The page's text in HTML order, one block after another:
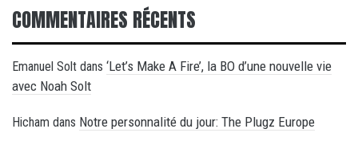
COMMENTAIRES RÉCENTS
Emanuel Solt dans ‘Let’s Make A Fire’, la BO d’une nouvelle vie
avec Noah Solt
Hicham dans Notre personnalité du jour: The Plugz Europe